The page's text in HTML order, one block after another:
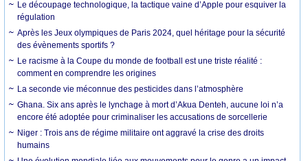
Le découpage technologique, la tactique vaine d’Apple pour esquiver la
régulation
Après les Jeux olympiques de Paris 2024, quel héritage pour la sécurité
des évènements sportifs ?
Le racisme à la Coupe du monde de football est une triste réalité :
comment en comprendre les origines
La seconde vie méconnue des pesticides dans l’atmosphère
Ghana. Six ans après le lynchage à mort d’Akua Denteh, aucune loi n’a
encore été adoptée pour criminaliser les accusations de sorcellerie
Niger : Trois ans de régime militaire ont aggravé la crise des droits
humains